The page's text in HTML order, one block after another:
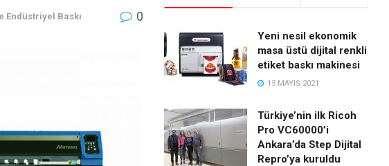
Endüstriyel Baskı 0
Yeni nesil ekonomik
masa üstü dijital renkli
etiket baskı makinesi
15 MAYIS 2021
Türkiye’nin ilk Ricoh
Pro VC60000’i
Ankara’da Step Dijital
Repro’ya kuruldu